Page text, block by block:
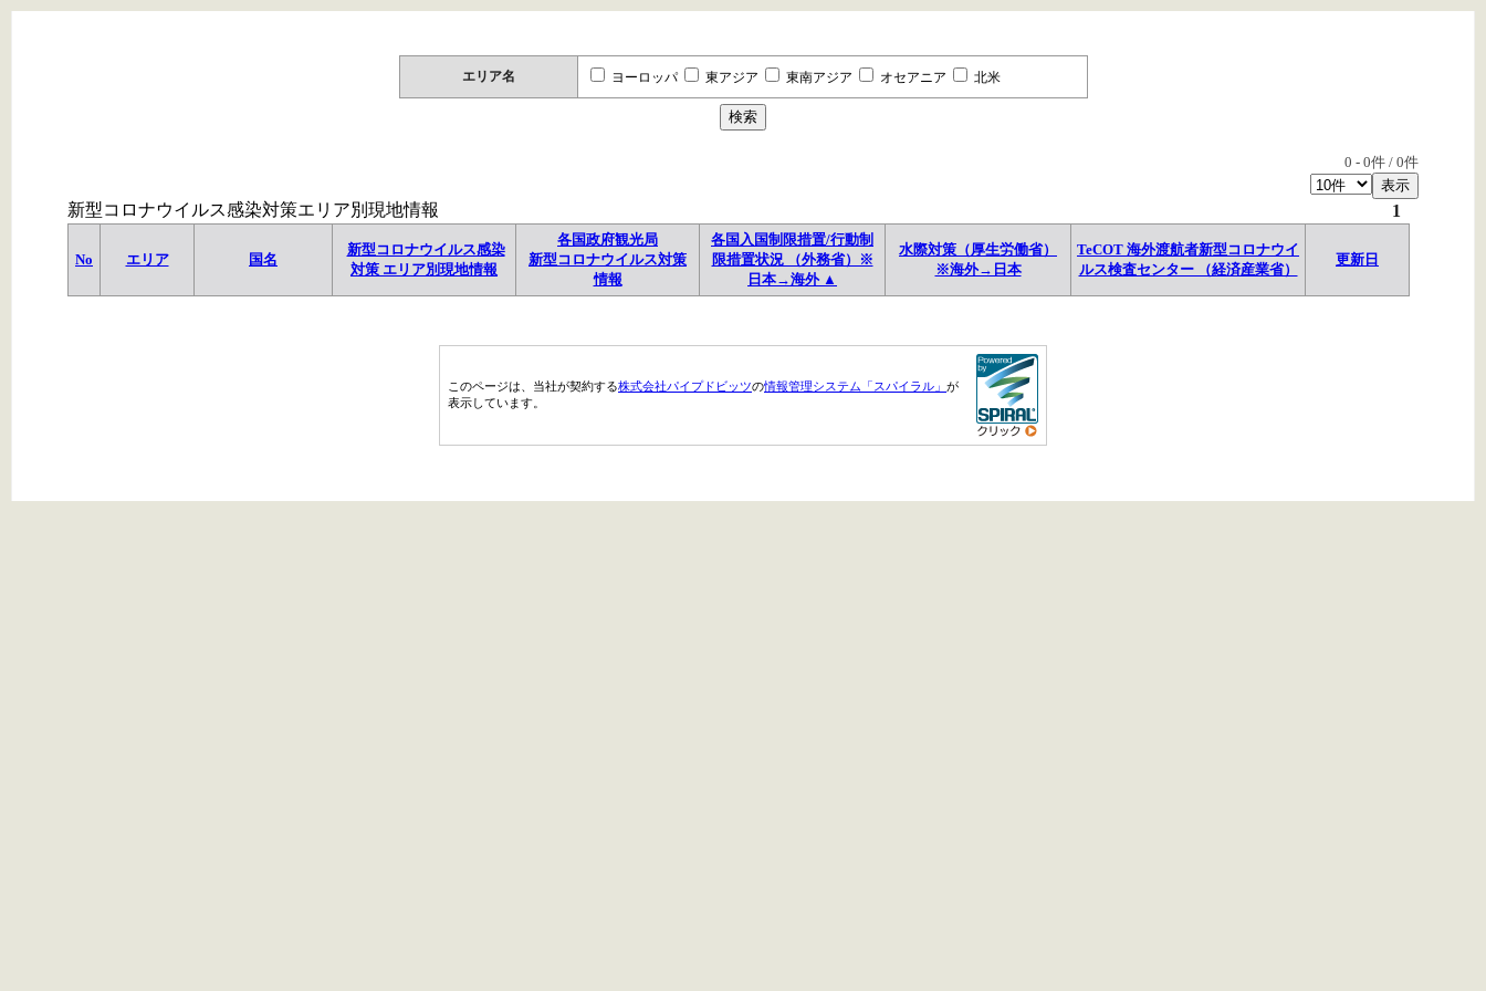
エリア名 ヨーロッパ 東アジア 東南アジア オセアニア 北米
0 - 0件 / 0件
新型コロナウイルス感染対策エリア別現地情報 1
No エリア 国名
新型コロナウイルス感染
対策 エリア別現地情報
各国政府観光局
新型コロナウイルス対策
情報
各国入国制限措置/行動制
限措置状況 （外務省）※
日本→海外 ▲
水際対策（厚生労働省）
※海外→日本
TeCOT 海外渡航者新型コロナウイ
ルス検査センター （経済産業省）
更新日
このページは、当社が契約する株式会社パイプドビッツの情報管理システム「スパイラル」 が
表示しています。